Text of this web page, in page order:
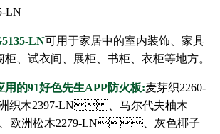
LN
LN可用于家居中的室内装饰、家具
、试衣间、展柜、书柜、衣柜等地方。
用的91好色先生APP防火板:麦芽织2260-
木2397-LN、马尔代夫柚木
欧洲松木2279-LN、灰色椰子